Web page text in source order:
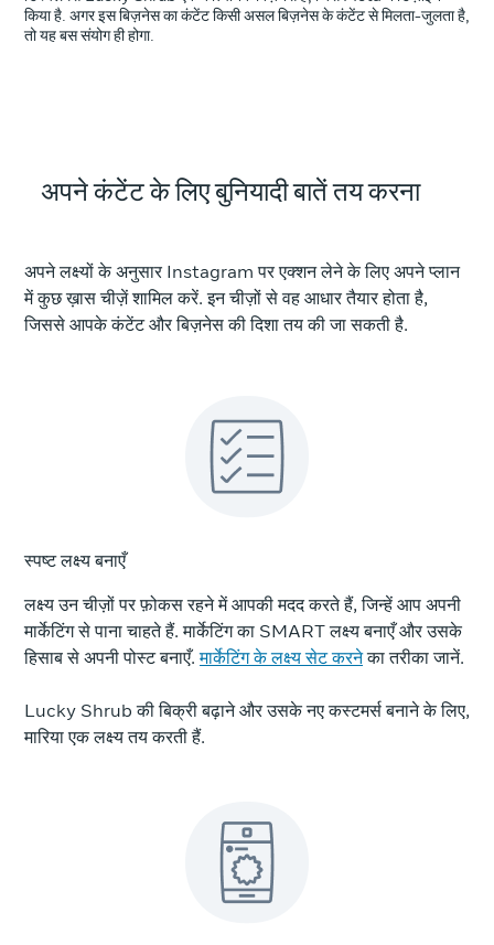
किया है. अगर इस बिज़नेस का कंटेंट किसी असल बिज़नेस के कंटेंट से मिलता-जुलता है,
तो यह बस संयोग ही होगा.
अपने कंटेंट के लिए बुनियादी बातें तय करना
अपने लक्ष्यों के अनुसार Instagram पर एक्शन लेने के लिए अपने प्लान
में कुछ ख़ास चीज़ें शामिल करें. इन चीज़ों से वह आधार तैयार होता है,
जिससे आपके कंटेंट और बिज़नेस की दिशा तय की जा सकती है.
स्पष्ट लक्ष्य बनाएँ
लक्ष्य उन चीज़ों पर फ़ोकस रहने में आपकी मदद करते हैं, जिन्हें आप अपनी
मार्केटिंग से पाना चाहते हैं. मार्केटिंग का SMART लक्ष्य बनाएँ और उसके
हिसाब से अपनी पोस्ट बनाएँ.मार्केटिंग के लक्ष्य सेट करनेका तरीका जानें.
Lucky Shrub की बिक्री बढ़ाने और उसके नए कस्टमर्स बनाने के लिए,
मारिया एक लक्ष्य तय करती हैं.